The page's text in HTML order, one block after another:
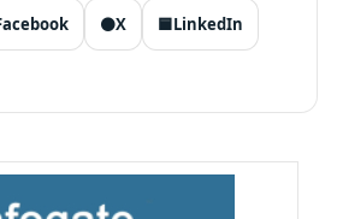
⚫X 🟦LinkedIn